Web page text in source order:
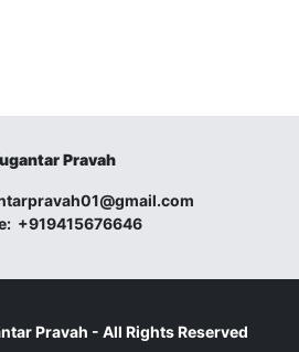
Pravah
+919415676646
Pravah - All Rights Reserved